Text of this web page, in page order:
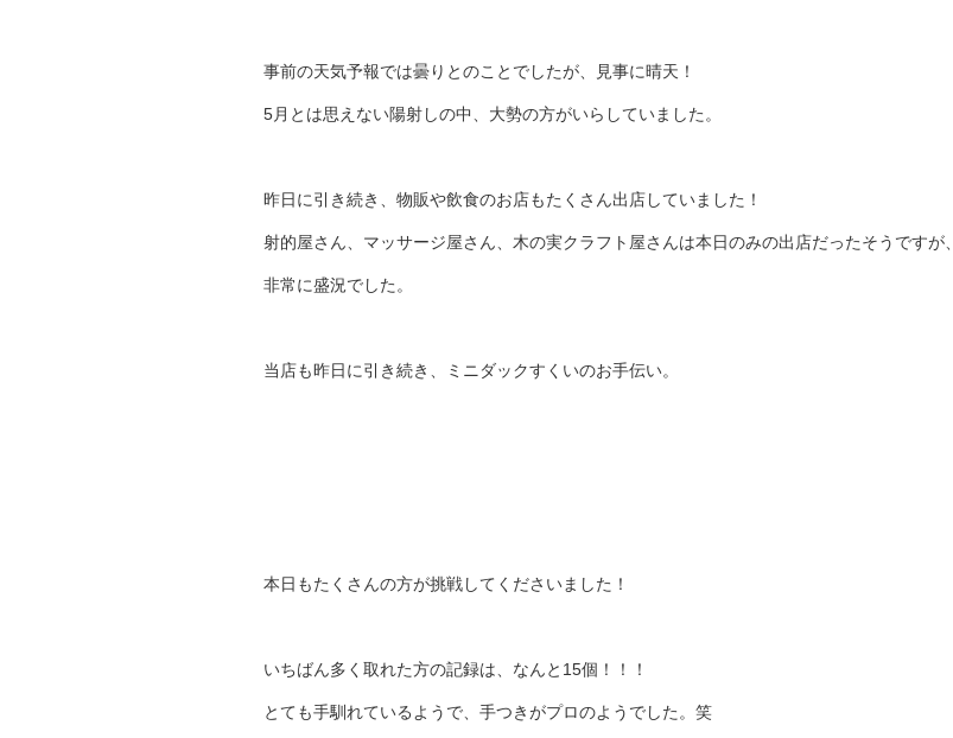
事前の天気予報では曇りとのことでしたが、見事に晴天！
5月とは思えない陽射しの中、大勢の方がいらしていました。
昨日に引き続き、物販や飲食のお店もたくさん出店していました！
射的屋さん、マッサージ屋さん、木の実クラフト屋さんは本日のみの出店だったそうですが、
非常に盛況でした。
当店も昨日に引き続き、ミニダックすくいのお手伝い。
本日もたくさんの方が挑戦してくださいました！
いちばん多く取れた方の記録は、なんと15個！！！
とても手馴れているようで、手つきがプロのようでした。笑